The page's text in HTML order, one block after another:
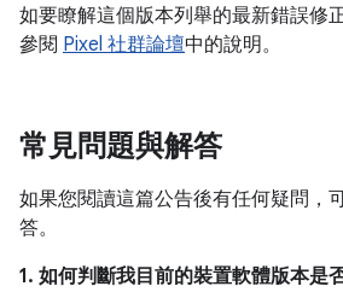
如要瞭解這個版本列舉的最新錯誤修
參閱 Pixel 社群論壇中的說明。
常見問題與解答
如果您閱讀這篇公告後有任何疑問，
答。
1. 如何判斷我目前的裝置軟體版本是